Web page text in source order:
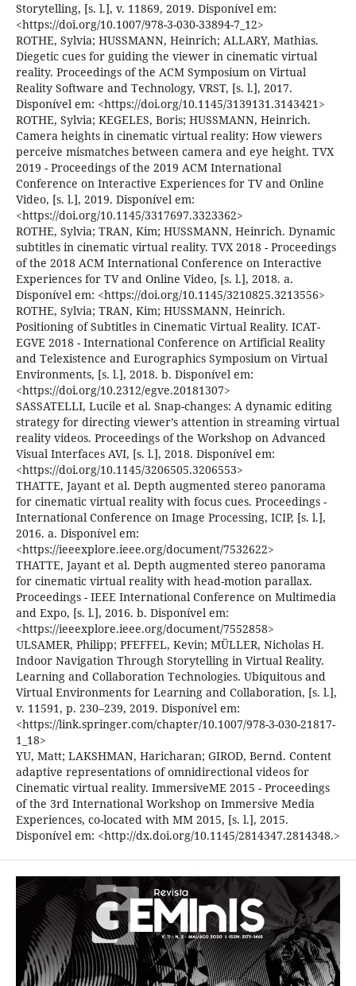
Storytelling, [s. l.], v. 11869, 2019. Disponível em:
<https://doi.org/10.1007/978-3-030-33894-7_12>
ROTHE, Sylvia; HUSSMANN, Heinrich; ALLARY, Mathias.
Diegetic cues for guiding the viewer in cinematic virtual
reality. Proceedings of the ACM Symposium on Virtual
Reality Software and Technology, VRST, [s. l.], 2017.
Disponível em: <https://doi.org/10.1145/3139131.3143421>
ROTHE, Sylvia; KEGELES, Boris; HUSSMANN, Heinrich.
Camera heights in cinematic virtual reality: How viewers
perceive mismatches between camera and eye height. TVX
2019 - Proceedings of the 2019 ACM International
Conference on Interactive Experiences for TV and Online
Video, [s. l.], 2019. Disponível em:
<https://doi.org/10.1145/3317697.3323362>
ROTHE, Sylvia; TRAN, Kim; HUSSMANN, Heinrich. Dynamic
subtitles in cinematic virtual reality. TVX 2018 - Proceedings
of the 2018 ACM International Conference on Interactive
Experiences for TV and Online Video, [s. l.], 2018. a.
Disponível em: <https://doi.org/10.1145/3210825.3213556>
ROTHE, Sylvia; TRAN, Kim; HUSSMANN, Heinrich.
Positioning of Subtitles in Cinematic Virtual Reality. ICAT-
EGVE 2018 - International Conference on Artificial Reality
and Telexistence and Eurographics Symposium on Virtual
Environments, [s. l.], 2018. b. Disponível em:
<https://doi.org/10.2312/egve.20181307>
SASSATELLI, Lucile et al. Snap-changes: A dynamic editing
strategy for directing viewer’s attention in streaming virtual
reality videos. Proceedings of the Workshop on Advanced
Visual Interfaces AVI, [s. l.], 2018. Disponível em:
<https://doi.org/10.1145/3206505.3206553>
THATTE, Jayant et al. Depth augmented stereo panorama
for cinematic virtual reality with focus cues. Proceedings -
International Conference on Image Processing, ICIP, [s. l.],
2016. a. Disponível em:
<https://ieeexplore.ieee.org/document/7532622>
THATTE, Jayant et al. Depth augmented stereo panorama
for cinematic virtual reality with head-motion parallax.
Proceedings - IEEE International Conference on Multimedia
and Expo, [s. l.], 2016. b. Disponível em:
<https://ieeexplore.ieee.org/document/7552858>
ULSAMER, Philipp; PFEFFEL, Kevin; MÜLLER, Nicholas H.
Indoor Navigation Through Storytelling in Virtual Reality.
Learning and Collaboration Technologies. Ubiquitous and
Virtual Environments for Learning and Collaboration, [s. l.],
v. 11591, p. 230–239, 2019. Disponível em:
<https://link.springer.com/chapter/10.1007/978-3-030-21817-
1_18>
YU, Matt; LAKSHMAN, Haricharan; GIROD, Bernd. Content
adaptive representations of omnidirectional videos for
Cinematic virtual reality. ImmersiveME 2015 - Proceedings
of the 3rd International Workshop on Immersive Media
Experiences, co-located with MM 2015, [s. l.], 2015.
Disponível em: <http://dx.doi.org/10.1145/2814347.2814348.>